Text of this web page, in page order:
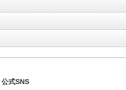
公式SNS